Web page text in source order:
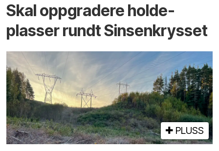
Skal oppgradere holde­
plasser rundt Sinsenkrysset
PLUSS